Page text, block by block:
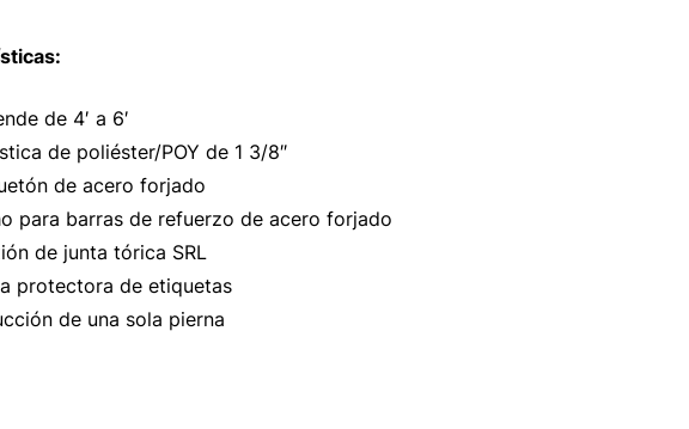
de 4′ a 6′
de poliéster/POY de 1 3/8″
de acero forjado
para barras de refuerzo de acero forjado
de junta tórica SRL
protectora de etiquetas
de una sola pierna